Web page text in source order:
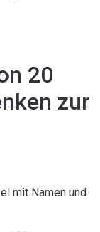
20
zur
mit Namen und